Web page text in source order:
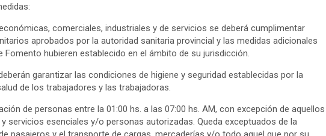
comerciales, industriales y de servicios se deberá cumplimentar
aprobados por la autoridad sanitaria provincial y las medidas adicionales
hubieren establecido en el ámbito de su jurisdicción.
garantizar las condiciones de higiene y seguridad establecidas por la
de los trabajadores y las trabajadoras.
de personas entre la 01:00 hs. a las 07:00 hs. AM, con excepción de aquellos
servicios esenciales y/o personas autorizadas. Queda exceptuados de la